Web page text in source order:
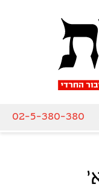
02-5-380-380